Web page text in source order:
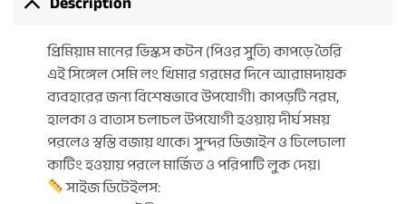
প্রিমিয়াম মানের ভিস্কস কটন (পিওর সুতি) কাপড়ে তৈরি
এই সিঙ্গেল সেমি লং খিমার গরমের দিনে আরামদায়ক
ব্যবহারের জন্য বিশেষভাবে উপযোগী। কাপড়টি নরম,
হালকা ও বাতাস চলাচল উপযোগী হওয়ায় দীর্ঘ সময়
পরলেও স্বস্তি বজায় থাকে। সুন্দর ডিজাইন ও ঢিলেঢালা
কাটিং হওয়ায় পরলে মার্জিত ও পরিপাটি লুক দেয়।
সাইজ ডিটেইলস: